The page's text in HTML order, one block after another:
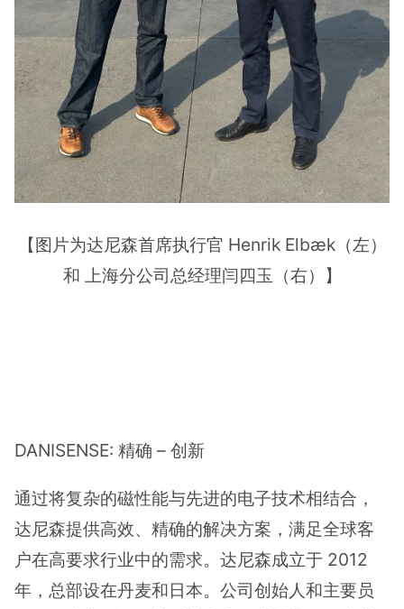
【图片为达尼森首席执行官 Henrik Elbæk（左）
和 上海分公司总经理闫四玉（右）】
DANISENSE: 精确 – 创新
通过将复杂的磁性能与先进的电子技术相结合，
达尼森提供高效、精确的解决方案，满足全球客
户在高要求行业中的需求。达尼森成立于 2012
年，总部设在丹麦和日本。公司创始人和主要员